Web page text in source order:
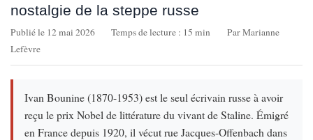
nostalgie de la steppe russe
Publié le 12 mai 2026 Temps de lecture : 15 min
Par Marianne
Lefèvre
Ivan Bounine (1870-1953) est le seul écrivain russe à avoir
reçu le prix Nobel de littérature du vivant de Staline. Émigré
en France depuis 1920, il vécut rue Jacques-Offenbach dans